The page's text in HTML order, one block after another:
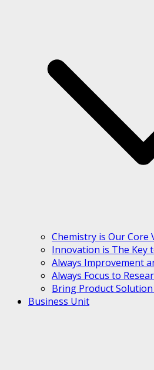
Chemistry is Our Core
Innovation is The Key
Always Improvement
Always Focus to
Bring Product
Business Unit